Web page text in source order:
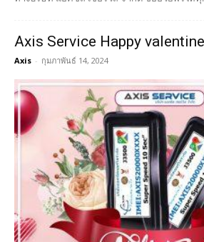
Axis Service Happy
Axis - กุมภาพันธ์ 14, 2024